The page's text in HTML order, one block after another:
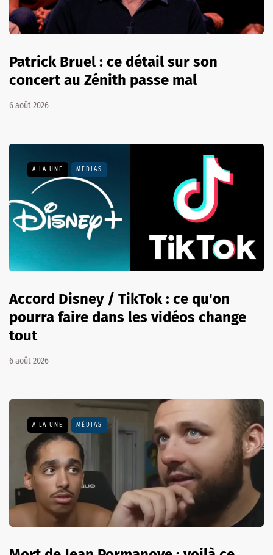
Patrick Bruel : ce détail sur son
concert au Zénith passe mal
6 août 2026
A LA UNE MÉDIAS
Accord Disney / TikTok : ce qu'on
pourra faire dans les vidéos change
tout
6 août 2026
A LA UNE MÉDIAS